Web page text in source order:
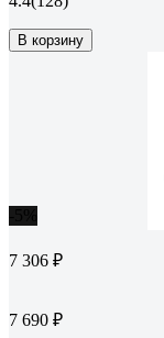
В корзину
7 306 ₽
7 690 ₽